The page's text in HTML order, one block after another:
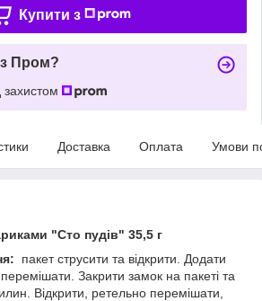
Купити з
Пром?
Доставка Оплата Умови
"Сто пудів" 35,5 г
пакет струсити та відкрити. Додати
Закрити замок на пакеті та
Відкрити, ретельно перемішати,